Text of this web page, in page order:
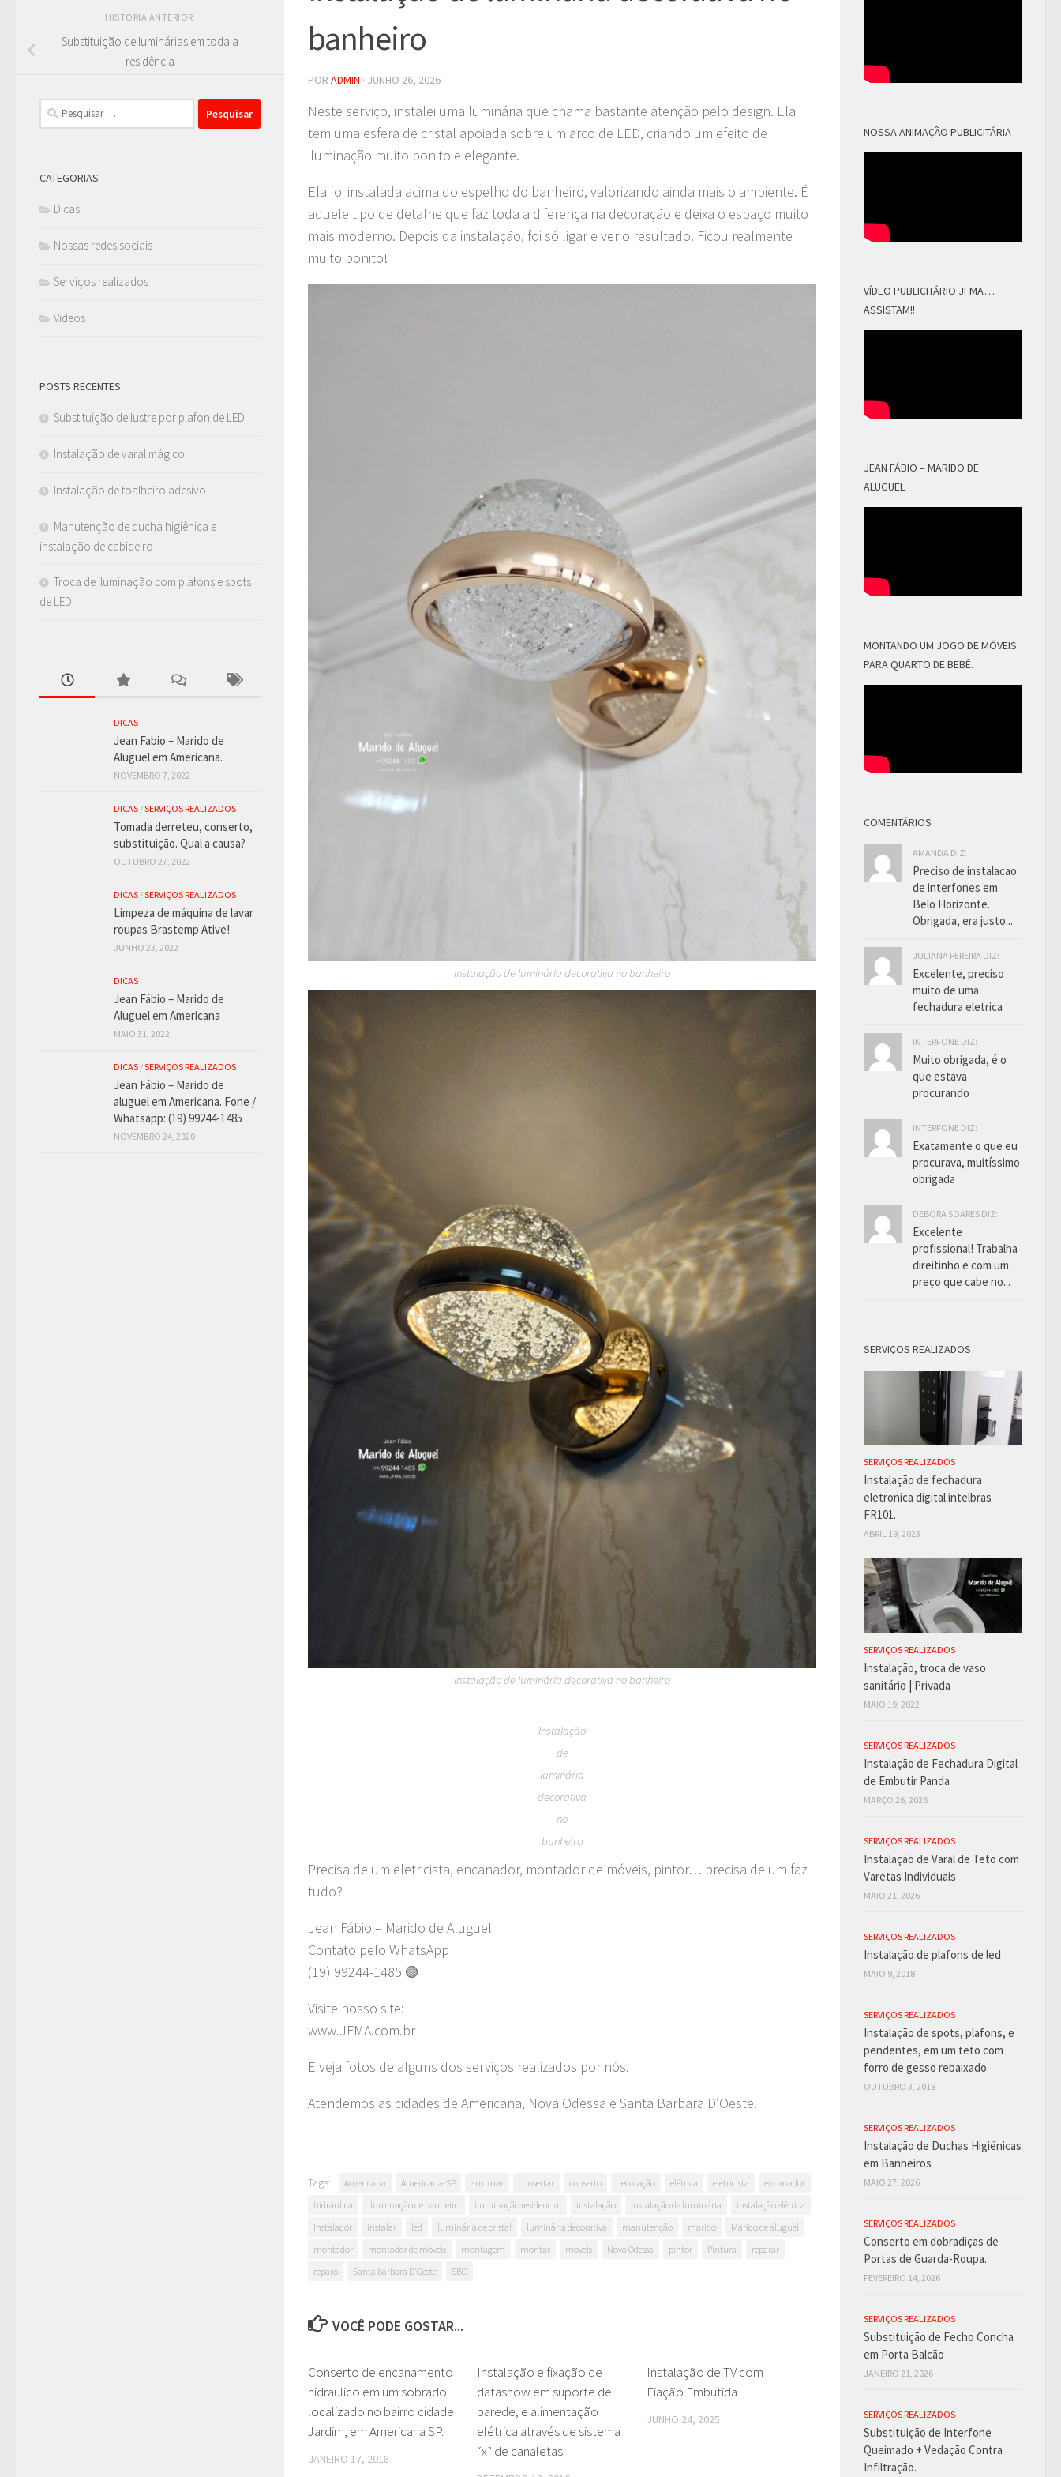
banheiro
POR ADMIN · JUNHO 26, 2026
Neste serviço, instalei uma luminária que chama bastante atenção pelo design. Ela
tem uma esfera de cristal apoiada sobre um arco de LED, criando um efeito de
iluminação muito bonito e elegante.
Ela foi instalada acima do espelho do banheiro, valorizando ainda mais o ambiente. É
aquele tipo de detalhe que faz toda a diferença na decoração e deixa o espaço muito
mais moderno. Depois da instalação, foi só ligar e ver o resultado. Ficou realmente
muito bonito!
Instalação de luminária decorativa no banheiro
Instalação de luminária decorativa no banheiro
Instalação
de
luminária
decorativa
no
banheiro
Precisa de um eletricista, encanador, montador de móveis, pintor… precisa de um faz
tudo?
Jean Fábio – Marido de Aluguel
Contato pelo WhatsApp
(19) 99244-1485 🟢
Visite nosso site:
www.JFMA.com.br
E veja fotos de alguns dos serviços realizados por nós.
Atendemos as cidades de Americana, Nova Odessa e Santa Barbara D’Oeste.
Tags: Americana Americana-SP arrumar consertar conserto decoração elétrica eletricista
encanador
hidráulica
iluminação de banheiro iluminação residencial instalação instalação de luminária
instalação elétrica
Instalador
instalar led luminária de cristal luminária decorativa manutenção marido
Marido de aluguel
montador
montador de móveis montagem montar móveis Nova Odessa pintor Pintura
reparar
reparo
Santa bárbara D'Oeste SBO
VOCÊ PODE GOSTAR...
Conserto de encanamento
hidraulico em um sobrado
localizado no bairro cidade
Jardim, em Americana SP.
JANEIRO 17, 2018
Instalação e fixação de
datashow em suporte de
parede, e alimentação
elétrica através de sistema
“x” de canaletas.
Instalação de TV com
Fiação Embutida
JUNHO 24, 2025
HISTÓRIA ANTERIOR
Substituição de luminárias em toda a
residência
Pesquisar
por:
CATEGORIAS
Dicas
Nossas redes sociais
Serviços realizados
Videos
POSTS RECENTES
Substituição de lustre por plafon de LED
Instalação de varal mágico
Instalação de toalheiro adesivo
Manutenção de ducha higiênica e
instalação de cabideiro
Troca de iluminação com plafons e spots
de LED
DICAS
Jean Fabio – Marido de
Aluguel em Americana.
NOVEMBRO 7, 2022
DICAS /SERVIÇOS REALIZADOS
Tomada derreteu, conserto,
substituição. Qual a causa?
OUTUBRO 27, 2022
DICAS /SERVIÇOS REALIZADOS
Limpeza de máquina de lavar
roupas Brastemp Ative!
JUNHO 23, 2022
DICAS
Jean Fábio – Marido de
Aluguel em Americana
MAIO 31, 2022
DICAS /SERVIÇOS REALIZADOS
Jean Fábio – Marido de
aluguel em Americana. Fone /
Whatsapp: (19) 99244-1485
NOVEMBRO 24, 2020
NOSSA ANIMAÇÃO PUBLICITÁRIA
VÍDEO PUBLICITÁRIO JFMA…
ASSISTAM!!
JEAN FÁBIO – MARIDO DE
ALUGUEL
MONTANDO UM JOGO DE MÓVEIS
PARA QUARTO DE BEBÊ.
COMENTÁRIOS
AMANDA DIZ:
Preciso de instalacao
de interfones em
Belo Horizonte.
Obrigada, era justo...
JULIANA PEREIRA DIZ:
Excelente, preciso
muito de uma
fechadura eletrica
INTERFONE DIZ:
Muito obrigada, é o
que estava
procurando
INTERFONE DIZ:
Exatamente o que eu
procurava, muitíssimo
obrigada
DEBORA SOARES DIZ:
Excelente
profissional! Trabalha
direitinho e com um
preço que cabe no...
SERVIÇOS REALIZADOS
SERVIÇOS REALIZADOS
Instalação de fechadura
eletronica digital intelbras
FR101.
ABRIL 19, 2023
SERVIÇOS REALIZADOS
Instalação, troca de vaso
sanitário | Privada
MAIO 19, 2022
SERVIÇOS REALIZADOS
Instalação de Fechadura Digital
de Embutir Panda
MARÇO 26, 2026
SERVIÇOS REALIZADOS
Instalação de Varal de Teto com
Varetas Individuais
MAIO 21, 2026
SERVIÇOS REALIZADOS
Instalação de plafons de led
MAIO 9, 2018
SERVIÇOS REALIZADOS
Instalação de spots, plafons, e
pendentes, em um teto com
forro de gesso rebaixado.
OUTUBRO 3, 2018
SERVIÇOS REALIZADOS
Instalação de Duchas Higiênicas
em Banheiros
MAIO 27, 2026
SERVIÇOS REALIZADOS
Conserto em dobradiças de
Portas de Guarda-Roupa.
FEVEREIRO 14, 2026
SERVIÇOS REALIZADOS
Substituição de Fecho Concha
em Porta Balcão
JANEIRO 21, 2026
SERVIÇOS REALIZADOS
Substituição de Interfone
Queimado + Vedação Contra
Infiltração.